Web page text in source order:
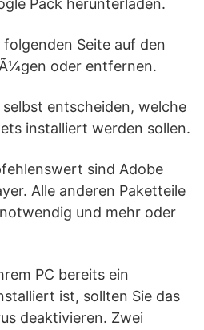
Pack herunterladen.
Seite auf den
oder entfernen.
entscheiden, welche
installiert werden sollen.
sind Adobe
Alle anderen Paketteile
und mehr oder
PC bereits ein
ist, sollten Sie das
deaktivieren. Zwei